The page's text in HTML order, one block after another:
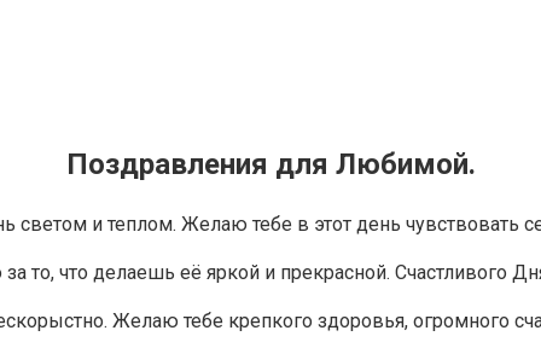
Поздравления для Любимой.
и теплом. Желаю тебе в этот день чувствовать
то, что делаешь её яркой и прекрасной. Счастливого
Желаю тебе крепкого здоровья, огромного